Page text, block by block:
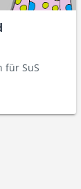
für SuS